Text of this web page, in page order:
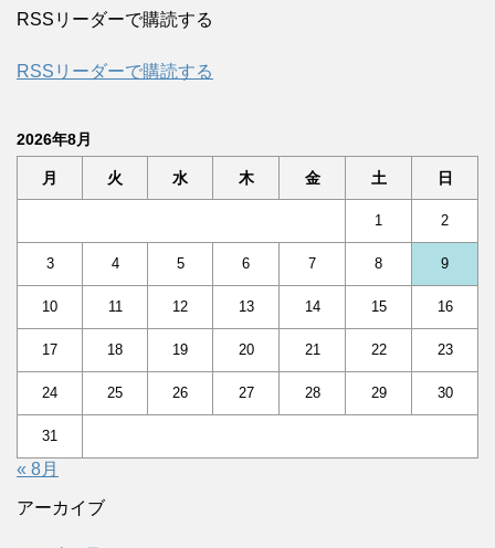
RSSリーダーで購読する
RSSリーダーで購読する
2026年8月
月 火 水 木 金 土 日
1 2
3 4 5 6 7 8 9
10 11 12 13 14 15 16
17 18 19 20 21 22 23
24 25 26 27 28 29 30
31
« 8月
アーカイブ